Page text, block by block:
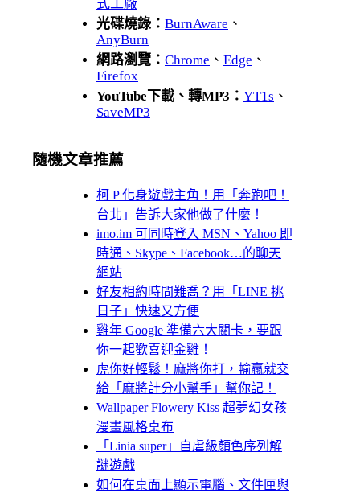
式工廠
光碟燒錄： BurnAware 、
AnyBurn
網路瀏覽： Chrome 、 Edge 、
Firefox
YouTube下載、轉MP3： YT1s 、
SaveMP3
隨機文章推薦
柯 P 化身遊戲主角！用「奔跑吧！
台北」告訴大家他做了什麼！
imo.im 可同時登入 MSN、Yahoo 即
時通、Skype、Facebook…的聊天
網站
好友相約時間難喬？用「LINE 挑
日子」快速又方便
雞年 Google 準備六大關卡，要跟
你一起歡喜迎金雞！
虎你好輕鬆！麻將你打，輸贏就交
給「麻將計分小幫手」幫你記！
Wallpaper Flowery Kiss 超夢幻女孩
漫畫風格桌布
「Linia super」自虐級顏色序列解
謎遊戲
如何在桌面上顯示電腦、文件匣與